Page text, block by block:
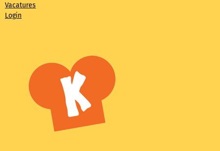
Vacatures
Login